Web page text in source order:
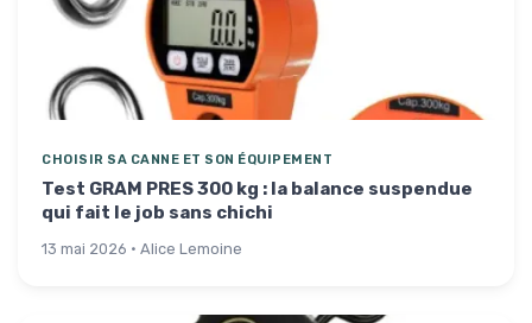
CHOISIR SA CANNE ET SON ÉQUIPEMENT
Test GRAM PRES 300 kg : la balance suspendue
qui fait le job sans chichi
13 mai 2026 · Alice Lemoine